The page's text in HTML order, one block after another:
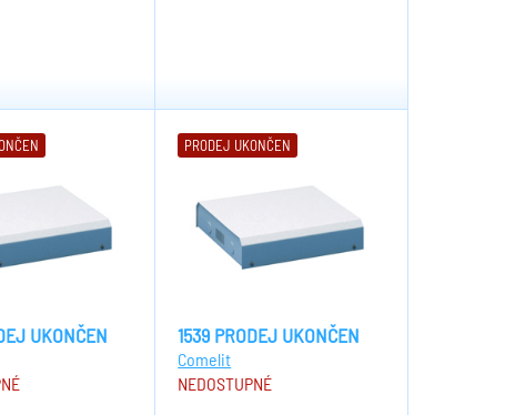
UKONČEN
PRODEJ UKONČEN
1539 PRODEJ UKONČEN
Comelit
NEDOSTUPNÉ